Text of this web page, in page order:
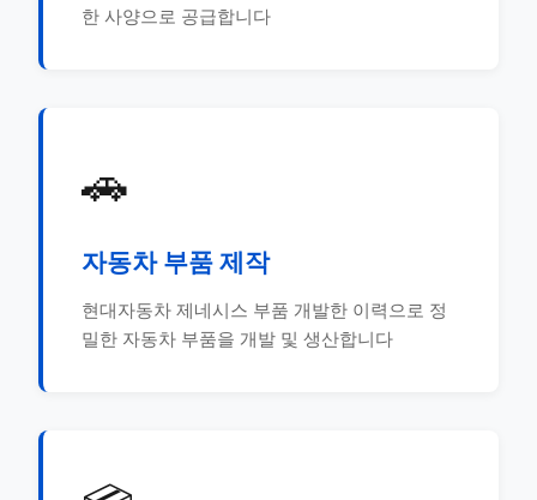
한 사양으로 공급합니다
🚗
자동차 부품 제작
현대자동차 제네시스 부품 개발한 이력으로 정
밀한 자동차 부품을 개발 및 생산합니다